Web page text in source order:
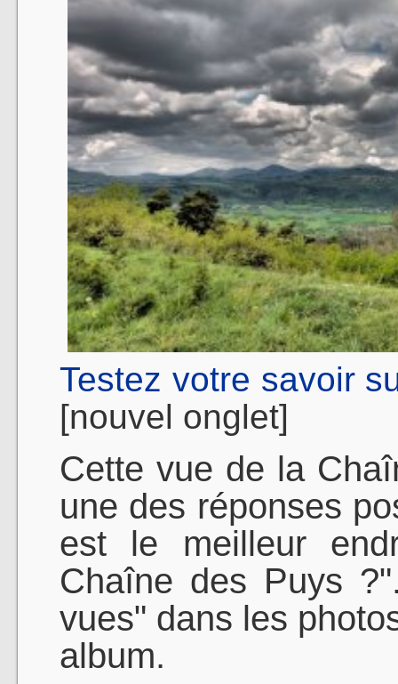
Testez votre savoir
[nouvel onglet]
Cette vue de la
une des réponses
est le meilleur
Chaîne des Puys
vues" dans les
album.